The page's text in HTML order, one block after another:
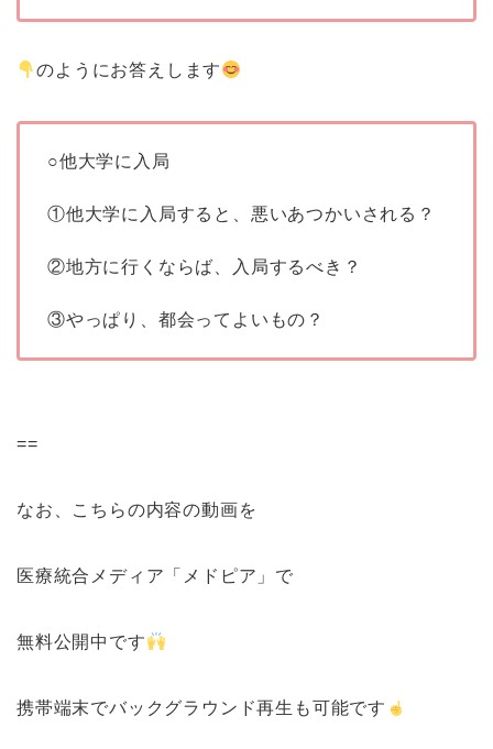
のようにお答えします
○他大学に入局
①他大学に入局すると、悪いあつかいされる？
②地方に行くならば、入局するべき？
③やっぱり、都会ってよいもの？
==
なお、こちらの内容の動画を
医療統合メディア「メドピア」で
無料公開中です
携帯端末でバックグラウンド再生も可能です